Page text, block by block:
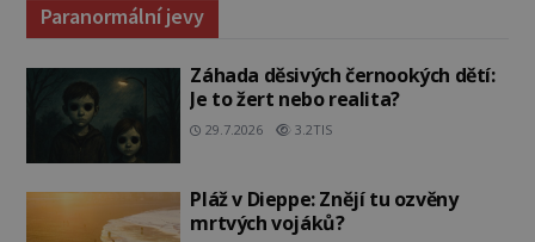
Paranormální jevy
Záhada děsivých černookých dětí:
Je to žert nebo realita?
29.7.2026 3.2TIS
Pláž v Dieppe: Znějí tu ozvěny
mrtvých vojáků?